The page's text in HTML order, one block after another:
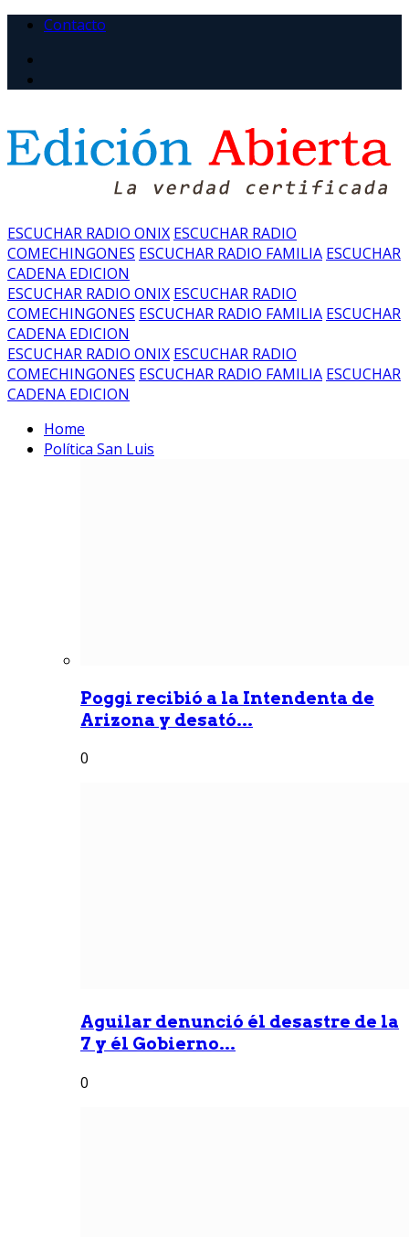
Contacto
ESCUCHAR RADIO ONIX ESCUCHAR RADIO
COMECHINGONES ESCUCHAR RADIO FAMILIA ESCUCHAR
CADENA EDICION
ESCUCHAR RADIO ONIX ESCUCHAR RADIO
COMECHINGONES ESCUCHAR RADIO FAMILIA ESCUCHAR
CADENA EDICION
ESCUCHAR RADIO ONIX ESCUCHAR RADIO
COMECHINGONES ESCUCHAR RADIO FAMILIA ESCUCHAR
CADENA EDICION
Home
Política San Luis
Poggi recibió a la Intendenta de
Arizona y desató...
0
Aguilar denunció él desastre de la
7 y él Gobierno...
0